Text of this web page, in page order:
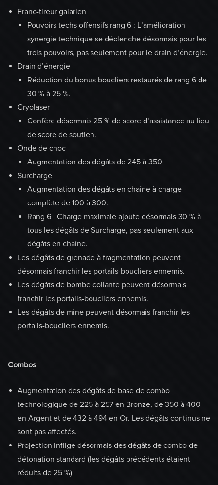
Franc-tireur galarien
Pouvoirs techs offensifs rang 6 : L’amélioration
synergie technique se déclenche désormais pour les
trois pouvoirs, pas seulement pour le drain d’énergie.
Drain d’énergie
Réduction du bonus boucliers restaurés de rang 6 de
30 % à 25 %.
Cryolaser
Confère désormais 25 % de score d’assistance au lieu
de score de soutien.
Onde de choc
Augmentation des dégâts de 245 à 350.
Surcharge
Augmentation des dégâts en chaîne à charge
complète de 100 à 300.
Rang 6 : Charge maximale ajoute désormais 30 % à
tous les dégâts de Surcharge, pas seulement aux
dégâts en chaîne.
Les dégâts de grenade à fragmentation peuvent
désormais franchir les portails-boucliers ennemis.
Les dégâts de bombe collante peuvent désormais
franchir les portails-boucliers ennemis.
Les dégâts de mine peuvent désormais franchir les
portails-boucliers ennemis.
Combos
Augmentation des dégâts de base de combo
technologique de 225 à 257 en Bronze, de 350 à 400
en Argent et de 432 à 494 en Or. Les dégâts continus ne
sont pas affectés.
Projection inflige désormais des dégâts de combo de
détonation standard (les dégâts précédents étaient
réduits de 25 %).